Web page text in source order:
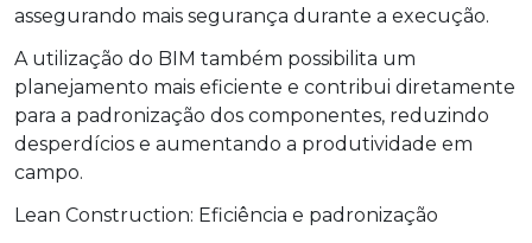
assegurando mais segurança durante a execução.
A utilização do BIM também possibilita um
planejamento mais eficiente e contribui diretamente
para a padronização dos componentes, reduzindo
desperdícios e aumentando a produtividade em
campo.
Lean Construction: Eficiência e padronização